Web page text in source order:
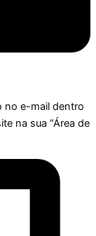
no e-mail dentro
na sua “Área de